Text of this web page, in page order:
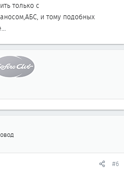
только с
и тому подобных
#6